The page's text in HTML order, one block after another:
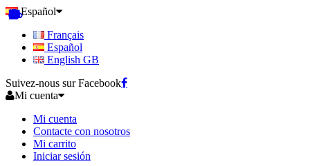
Español
Français
Español
English GB
Suivez-nous sur Facebook
Mi cuenta
Mi cuenta
Contacte con nosotros
Mi carrito
Iniciar sesión